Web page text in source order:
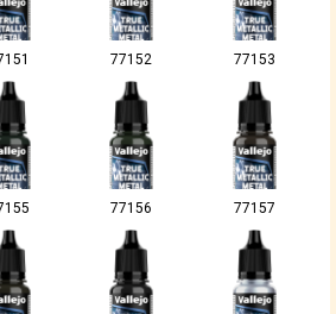
77152 77153
77156 77157